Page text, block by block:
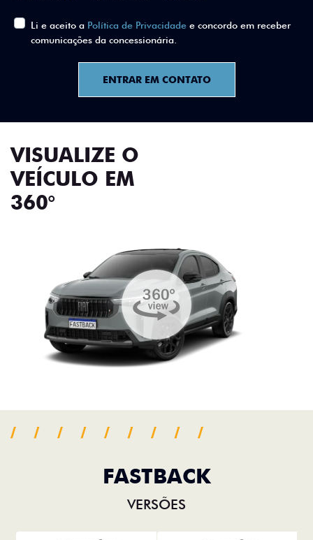
Li e aceito a Política de Privacidade e concordo em receber
comunicações da concessionária.
ENTRAR EM CONTATO
VISUALIZE O
VEÍCULO EM
360°
FASTBACK
VERSÕES